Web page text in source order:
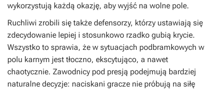
wykorzystują każdą okazję, aby wyjść na wolne pole.
Ruchliwi zrobili się także defensorzy, którzy ustawiają się
zdecydowanie lepiej i stosunkowo rzadko gubią krycie.
Wszystko to sprawia, że w sytuacjach podbramkowych w
polu karnym jest tłoczno, ekscytująco, a nawet
chaotycznie. Zawodnicy pod presją podejmują bardziej
naturalne decyzje: naciskani gracze nie próbują na siłę